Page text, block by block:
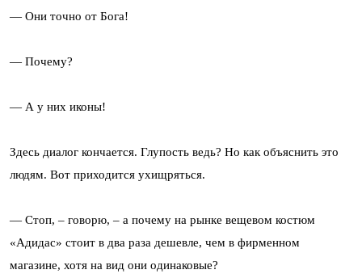
— Они точно от Бога!
— Почему?
— А у них иконы!
Здесь диалог кончается. Глупость ведь? Но как объяснить это
людям. Вот приходится ухищряться.
— Стоп, – говорю, – а почему на рынке вещевом костюм
«Адидас» стоит в два раза дешевле, чем в фирменном
магазине, хотя на вид они одинаковые?